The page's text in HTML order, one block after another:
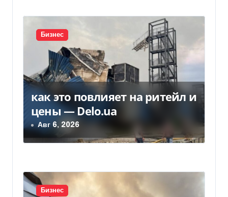
и
я
м
Бизнес
как это повлияет на ритейл и
цены — Delo.ua
Авг 6, 2026
Бизнес